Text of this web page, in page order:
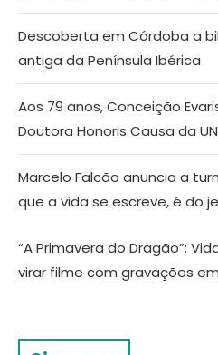
Descoberta em Córdoba a
antiga da Península Ibérica
Aos 79 anos, Conceição
Doutora Honoris Causa da
Marcelo Falcão anuncia a
que a vida se escreve, é do
“A Primavera do Dragão”:
virar filme com gravações